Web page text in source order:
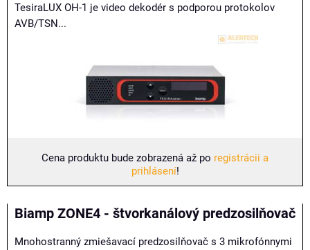
TesiraLUX OH-1 je video dekodér s podporou protokolov
AVB/TSN...
Cena produktu bude zobrazená až po registrácii a
prihlásení!
Biamp ZONE4 - štvorkanálový predzosilňovač
Mnohostranný zmiešavací predzosilňovač s 3 mikrofónnymi